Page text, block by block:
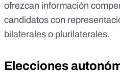
ofrezcan información
candidatos con
bilaterales o plurilaterales.
Elecciones